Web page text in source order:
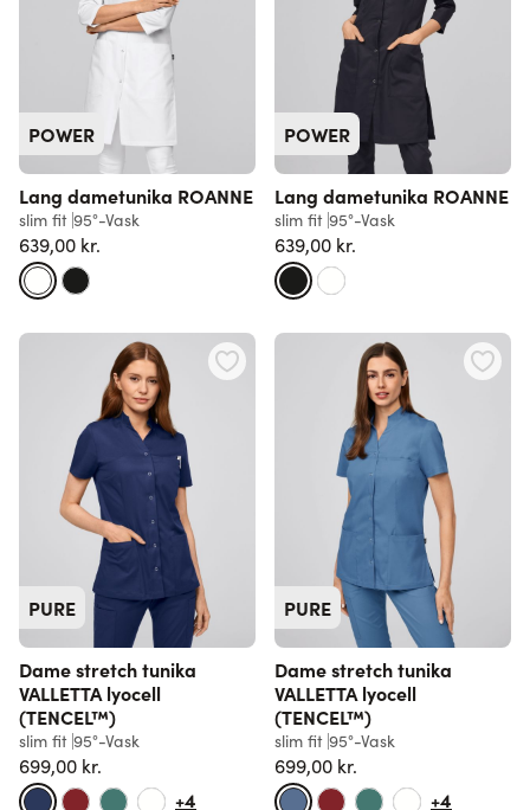
POWER
Lang dametunika ROANNE
slim fit 95°-Vask
639,00 kr.
POWER
Lang dametunika ROANNE
slim fit 95°-Vask
639,00 kr.
PURE
Dame stretch tunika
VALLETTA lyocell
(TENCEL™)
slim fit 95°-Vask
699,00 kr.
+4
PURE
Dame stretch tunika
VALLETTA lyocell
(TENCEL™)
slim fit 95°-Vask
699,00 kr.
+4